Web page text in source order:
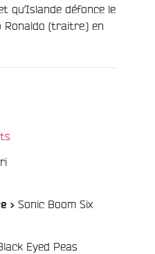
qu’Islande défonce le
(traitre.) en
/
> Sonic Boom Six
Eyed Peas